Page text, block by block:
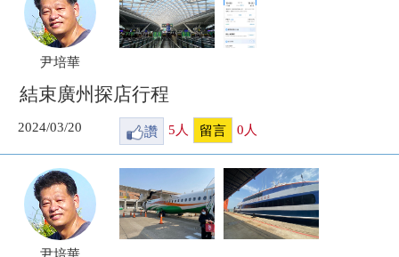
尹培華
結束廣州探店行程
2024/03/20 讚 5 人 留言 0 人
尹培華